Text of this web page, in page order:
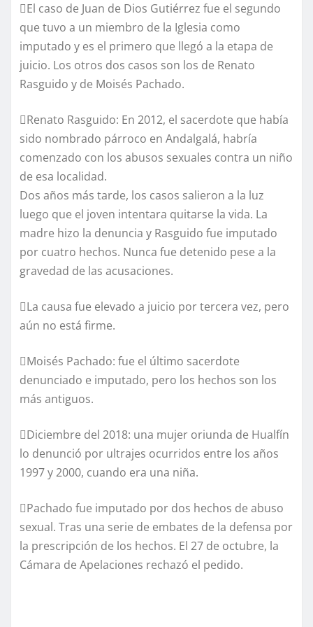
El caso de Juan de Dios Gutiérrez fue el segundo
que tuvo a un miembro de la Iglesia como
imputado y es el primero que llegó a la etapa de
juicio. Los otros dos casos son los de Renato
Rasguido y de Moisés Pachado.
Renato Rasguido: En 2012, el sacerdote que había
sido nombrado párroco en Andalgalá, habría
comenzado con los abusos sexuales contra un niño
de esa localidad.
Dos años más tarde, los casos salieron a la luz
luego que el joven intentara quitarse la vida. La
madre hizo la denuncia y Rasguido fue imputado
por cuatro hechos. Nunca fue detenido pese a la
gravedad de las acusaciones.
La causa fue elevado a juicio por tercera vez, pero
aún no está firme.
Moisés Pachado: fue el último sacerdote
denunciado e imputado, pero los hechos son los
más antiguos.
Diciembre del 2018: una mujer oriunda de Hualfín
lo denunció por ultrajes ocurridos entre los años
1997 y 2000, cuando era una niña.
Pachado fue imputado por dos hechos de abuso
sexual. Tras una serie de embates de la defensa por
la prescripción de los hechos. El 27 de octubre, la
Cámara de Apelaciones rechazó el pedido.